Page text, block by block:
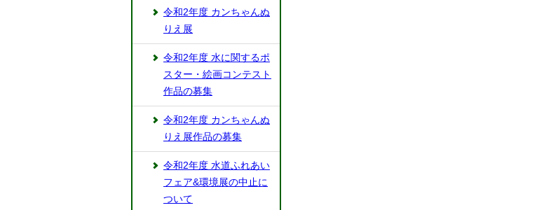
令和2年度 カンちゃんぬ
りえ展
令和2年度 水に関するポ
スター・絵画コンテスト
作品の募集
令和2年度 カンちゃんぬ
りえ展作品の募集
令和2年度 水道ふれあい
フェア&環境展の中止に
ついて